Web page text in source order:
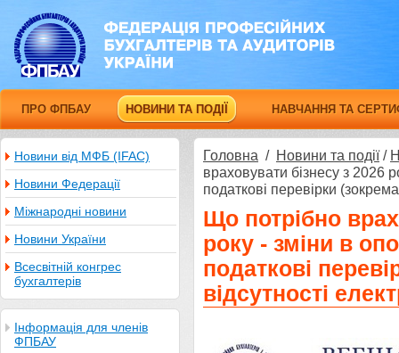
ПРО ФПБАУ НОВИНИ ТА ПОДІЇ НАВЧАННЯ ТА
Новини від МФБ (IFAC)
Новини Федерації
Міжнародні новини
Новини України
Всесвітній конгрес
бухгалтерів
Інформація для членів
ФПБАУ
Головна / Новини та події/
враховувати бізнесу з 2026
податкові перевірки
Що потрібно
року - зміни в
податкові
відсутності